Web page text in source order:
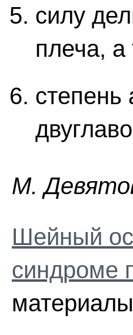
силу
плеча,
M.
Шейный
синдроме